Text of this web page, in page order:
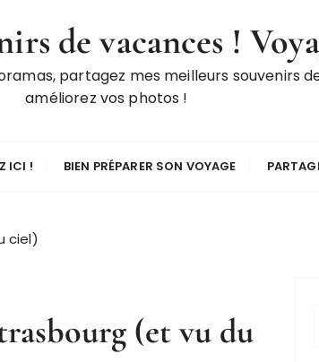
de vacances !
partagez mes meilleurs souvenirs
améliorez vos photos !
ICI ! BIEN PRÉPARER SON VOYAGE
ciel)
(et vu du